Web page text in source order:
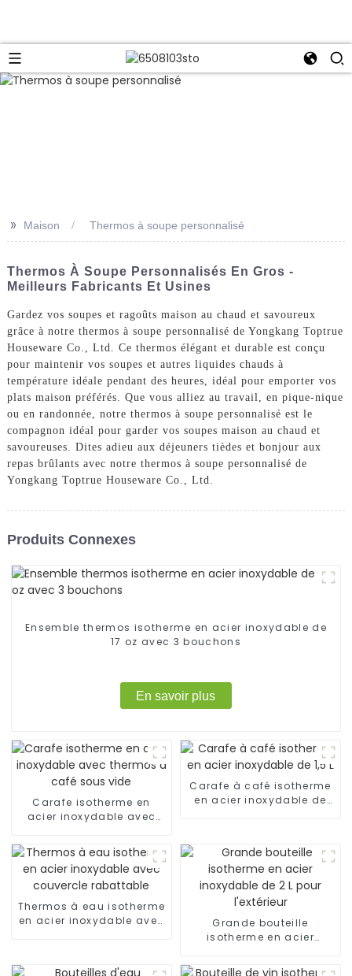
>> Maison Thermos à soupe personnalisé
Thermos À Soupe Personnalisés En Gros -
Meilleurs Fabricants Et Usines
Gardez vos soupes et ragoûts maison au chaud et savoureux
grâce à notre thermos à soupe personnalisé de Yongkang Toptrue
Houseware Co., Ltd. Ce thermos élégant et durable est conçu
pour maintenir vos soupes et autres liquides chauds à
température idéale pendant des heures, idéal pour emporter vos
plats maison préférés. Que vous alliez au travail, en pique-nique
ou en randonnée, notre thermos à soupe personnalisé est le
compagnon idéal pour garder vos soupes maison au chaud et
savoureuses. Dites adieu aux déjeuners tièdes et bonjour aux
repas brûlants avec notre thermos à soupe personnalisé de
Yongkang Toptrue Houseware Co., Ltd.
Produits Connexes
Ensemble thermos isotherme en acier inoxydable de
17 oz avec 3 bouchons
En savoir plus
Carafe isotherme en
acier inoxydable avec
Carafe à café isotherme
en acier inoxydable de
Thermos à eau isotherme
en acier inoxydable avec
Grande bouteille
isotherme en acier
l'extérieur